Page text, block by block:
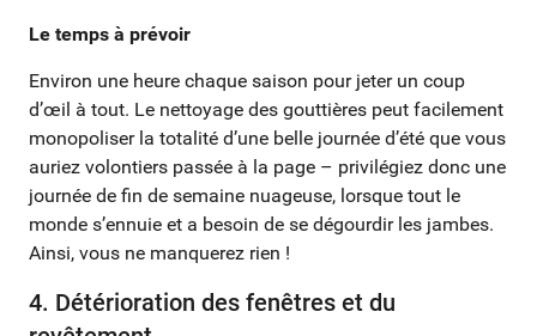
Le temps à prévoir
Environ une heure chaque saison pour jeter un coup
d’œil à tout. Le nettoyage des gouttières peut facilement
monopoliser la totalité d’une belle journée d’été que vous
auriez volontiers passée à la page – privilégiez donc une
journée de fin de semaine nuageuse, lorsque tout le
monde s’ennuie et a besoin de se dégourdir les jambes.
Ainsi, vous ne manquerez rien !
4. Détérioration des fenêtres et du